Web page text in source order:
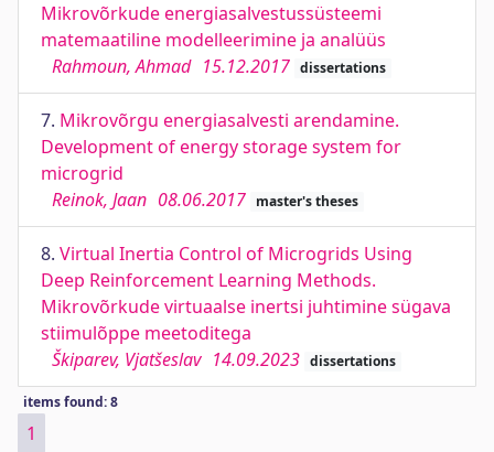
Mikrovõrkude energiasalvestussüsteemi
matemaatiline modelleerimine ja analüüs
Rahmoun, Ahmad 15.12.2017 dissertations
7. Mikrovõrgu energiasalvesti arendamine.
Development of energy storage system for
microgrid
Reinok, Jaan 08.06.2017 master's theses
8. Virtual Inertia Control of Microgrids Using
Deep Reinforcement Learning Methods.
Mikrovõrkude virtuaalse inertsi juhtimine sügava
stiimulõppe meetoditega
Škiparev, Vjatšeslav 14.09.2023 dissertations
items found: 8
1